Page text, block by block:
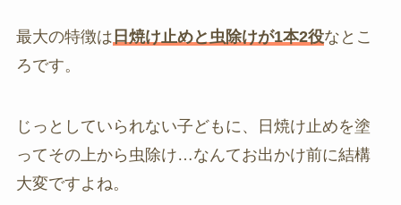
最大の特徴は 日焼け止めと虫除けが1本2役なとこ
ろです。
じっとしていられない子どもに、日焼け止めを塗
ってその上から虫除け…なんてお出かけ前に結構
大変ですよね。